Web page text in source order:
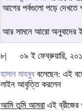
আগের পর্বগুলো পড়ে দেখতে
আর সামনে আরো অনুবাদের
৮|
০৯ ই ফেব্রুয়ারি,
হাসান মাহবুব বলেছেন: এই
লাইন আবৃত্তি করলেন
আমি তুমি আমরাএই ব্রীজের